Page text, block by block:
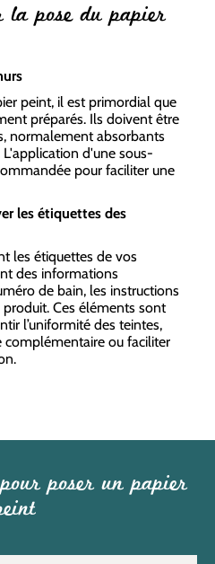
la pose du papier
peint, il est primordial que
préparés. Ils doivent être
normalement absorbants
d'une sous-
pour faciliter une
les étiquettes des
les étiquettes de vos
des informations
de bain, les instructions
Ces éléments sont
l’uniformité des teintes,
ou faciliter
poser un papier